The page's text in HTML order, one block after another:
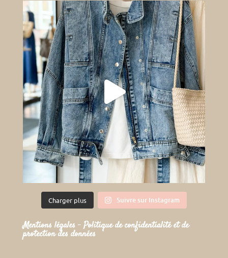
Charger plus Suivre sur Instagram
Mentions légales –Politique de confidentialité et de
protection des données